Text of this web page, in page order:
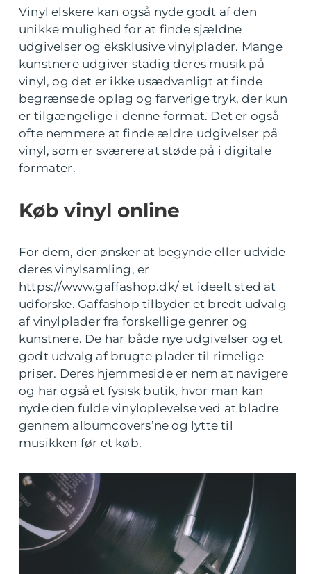
Vinyl elskere kan også nyde godt af den
unikke mulighed for at finde sjældne
udgivelser og eksklusive vinylplader. Mange
kunstnere udgiver stadig deres musik på
vinyl, og det er ikke usædvanligt at finde
begrænsede oplag og farverige tryk, der kun
er tilgængelige i denne format. Det er også
ofte nemmere at finde ældre udgivelser på
vinyl, som er sværere at støde på i digitale
formater.
Køb vinyl online
For dem, der ønsker at begynde eller udvide
deres vinylsamling, er
https://www.gaffashop.dk/ et ideelt sted at
udforske. Gaffashop tilbyder et bredt udvalg
af vinylplader fra forskellige genrer og
kunstnere. De har både nye udgivelser og et
godt udvalg af brugte plader til rimelige
priser. Deres hjemmeside er nem at navigere
og har også et fysisk butik, hvor man kan
nyde den fulde vinyloplevelse ved at bladre
gennem albumcovers’ne og lytte til
musikken før et køb.